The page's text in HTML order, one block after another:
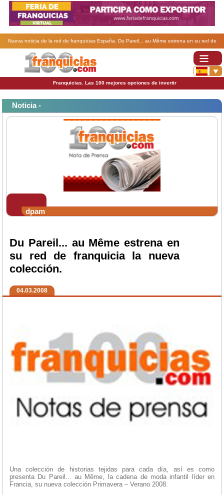
Nueva noticia de la red de franquicias España. Du Pareil... au Même estrena en su red de
franquicia la nueva colección..
Franquicias. Las 100 mejores opciones de invertir
Noticia -
dpam
Du Pareil... au Même estrena en
su red de franquicia la nueva
colección.
04.03.2008
Una colección de historias tejidas para cada día, así es como
presenta Du Pareil... au Même, la cadena de moda infantil líder en
Francia, su nueva colección Primavera – Verano 2008.